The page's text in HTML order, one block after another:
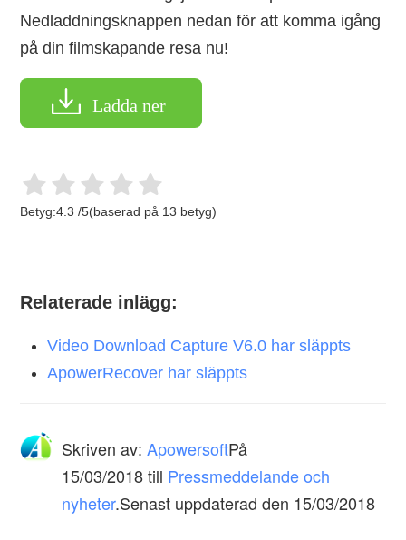
Nedladdningsknappen nedan för att komma igång
på din filmskapande resa nu!
Ladda ner
Betyg:4.3 /5(baserad på 13 betyg)
Relaterade inlägg:
Video Download Capture V6.0 har släppts
ApowerRecover har släppts
Skriven av: ApowersoftPå
15/03/2018 till Pressmeddelande och
nyheter.Senast uppdaterad den 15/03/2018